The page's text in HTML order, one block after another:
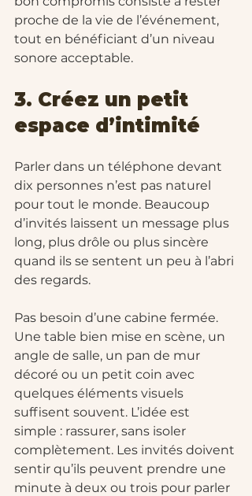
proche de la vie de l’événement,
tout en bénéficiant d’un niveau
sonore acceptable.
3. Créez un petit
espace d’intimité
Parler dans un téléphone devant
dix personnes n’est pas naturel
pour tout le monde. Beaucoup
d’invités laissent un message plus
long, plus drôle ou plus sincère
quand ils se sentent un peu à l’abri
des regards.
Pas besoin d’une cabine fermée.
Une table bien mise en scène, un
angle de salle, un pan de mur
décoré ou un petit coin avec
quelques éléments visuels
suffisent souvent. L’idée est
simple : rassurer, sans isoler
complètement. Les invités doivent
sentir qu’ils peuvent prendre une
minute à deux ou trois pour parler